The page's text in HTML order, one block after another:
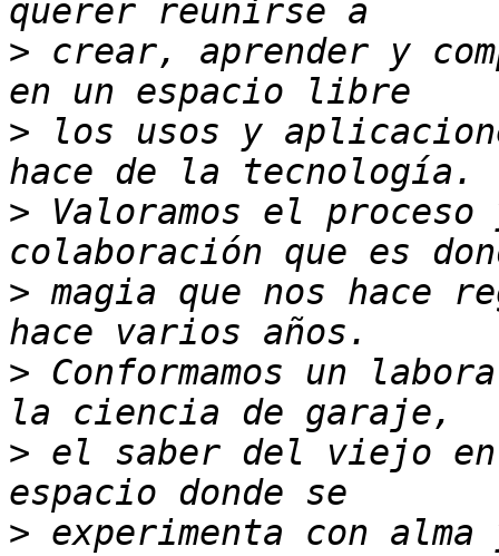
> crear, aprender y
> los usos y
> Valoramos el
> magia que nos hace
> Conformamos un
> el saber del viejo
>